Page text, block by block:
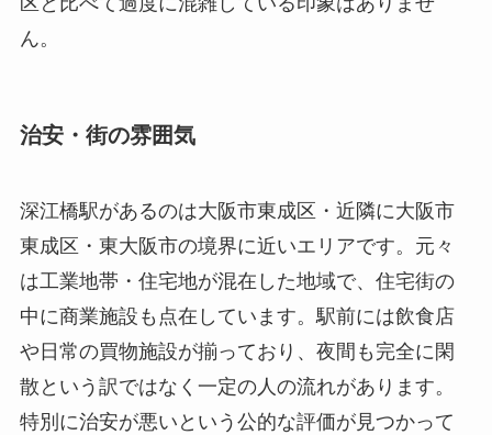
ん。
治安・街の雰囲気
深江橋駅があるのは大阪市東成区・近隣に大阪市
東成区・東大阪市の境界に近いエリアです。元々
は工業地帯・住宅地が混在した地域で、住宅街の
中に商業施設も点在しています。駅前には飲食店
や日常の買物施設が揃っており、夜間も完全に閑
散という訳ではなく一定の人の流れがあります。
特別に治安が悪いという公的な評価が見つかって